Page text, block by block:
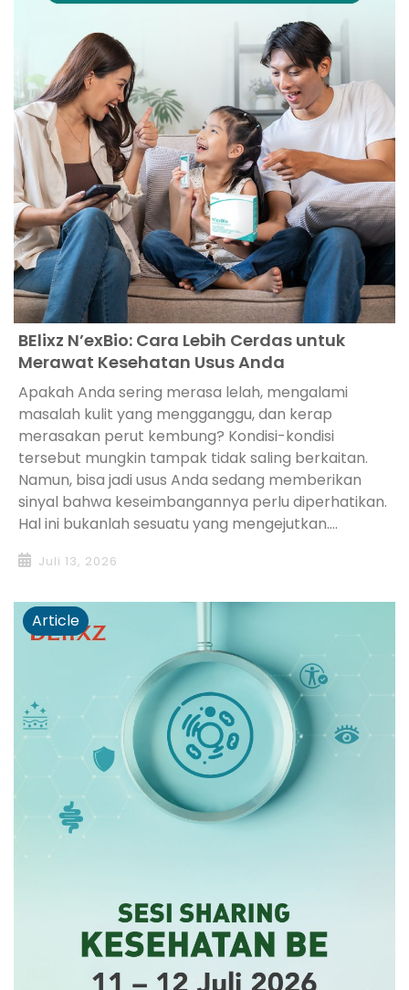
BElixz N’exBio: Cara Lebih Cerdas untuk
Merawat Kesehatan Usus Anda
Apakah Anda sering merasa lelah, mengalami
masalah kulit yang mengganggu, dan kerap
merasakan perut kembung? Kondisi-kondisi
tersebut mungkin tampak tidak saling berkaitan.
Namun, bisa jadi usus Anda sedang memberikan
sinyal bahwa keseimbangannya perlu diperhatikan.
Hal ini bukanlah sesuatu yang mengejutkan....
Juli 13, 2026
Article